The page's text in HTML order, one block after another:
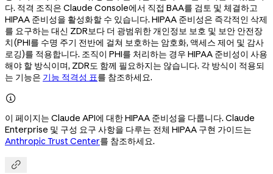
다. 적격 조직은 Claude Console에서 직접 BAA를 검토 및 체결하고
HIPAA 준비성을 활성화할 수 있습니다. HIPAA 준비성은 즉각적인 삭제
를 요구하는 대신 ZDR보다 더 광범위한 개인정보 보호 및 보안 안전장
치(PHI를 수명 주기 전반에 걸쳐 보호하는 암호화, 액세스 제어 및 감사
로깅)를 적용합니다. 조직이 PHI를 처리하는 경우 HIPAA 준비성이 사용
해야 할 방식이며, ZDR도 함께 필요하지는 않습니다. 각 방식이 적용되
는 기능은 기능 적격성 표를 참조하세요.

이 페이지는 Claude API에 대한 HIPAA 준비성을 다룹니다. Claude
Enterprise 및 구성 요구 사항을 다루는 전체 HIPAA 구현 가이드는
Anthropic Trust Center를 참조하세요.
